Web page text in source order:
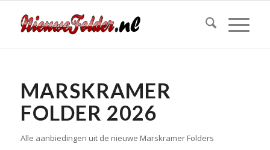
MARSKRAMER
FOLDER 2026
Alle aanbiedingen uit de nieuwe Marskramer Folders